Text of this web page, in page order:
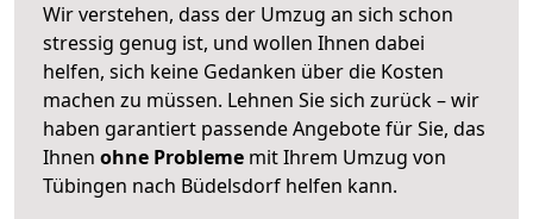
Wir verstehen, dass der Umzug an sich schon
stressig genug ist, und wollen Ihnen dabei
helfen, sich keine Gedanken über die Kosten
machen zu müssen. Lehnen Sie sich zurück – wir
haben garantiert passende Angebote für Sie, das
Ihnen ohne Probleme mit Ihrem Umzug von
Tübingen nach Büdelsdorf helfen kann.